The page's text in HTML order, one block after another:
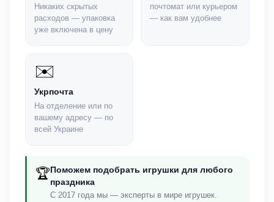
Никаких скрытых
расходов — упаковка
уже включена в цену
почтомат или курьером
— как вам удобнее
✉️
Укрпочта
На отделение или по
вашему адресу — по
всей Украине
🏆Поможем подобрать игрушки для любого
праздника
С 2017 года мы — эксперты в мире игрушек.